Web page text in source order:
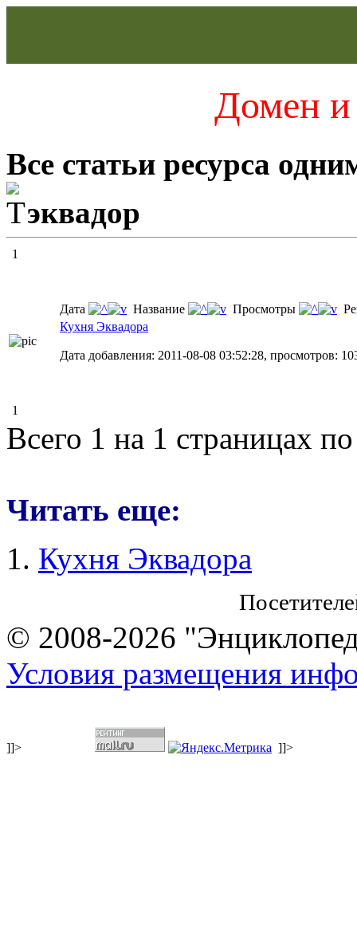
Домен и
Все статьи ресурса
эквадор
1
Дата Название Просмотры
Кухня Эквадора
Дата добавления: 2011-08-08 03:52:28, просмотров:
1
Всего 1 на 1 страницах
Читать еще:
Кухня Эквадора
© 2008-2026
Условия размещения
]]> ]]>